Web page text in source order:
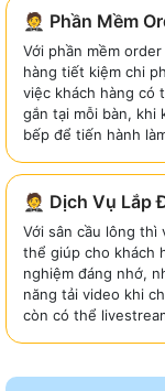
🤵 Phần Mềm
Với phần mềm
hàng tiết kiệm chi
việc khách hàng có
gắn tại mỗi bàn, khi
bếp để tiến hành
🤵 Dịch Vụ Lắp
Với sân cầu lông thì
thể giúp cho khách
nghiệm đáng nhớ,
năng tải video khi
còn có thể